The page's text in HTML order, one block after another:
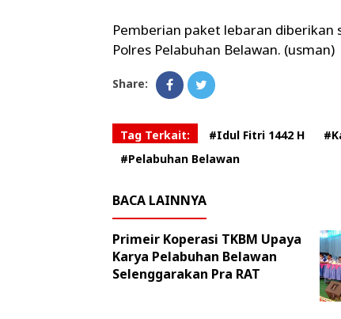
Pemberian paket lebaran diberikan
Polres Pelabuhan Belawan. (usman)
Share:
Tag Terkait: #Idul Fitri 1442 H
#Pelabuhan Belawan
BACA LAINNYA
Primeir Koperasi TKBM Upaya
Karya Pelabuhan Belawan
Selenggarakan Pra RAT